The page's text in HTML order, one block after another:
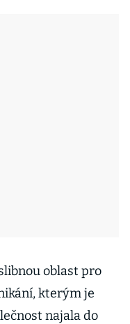
oblast pro
kterým je
najala do